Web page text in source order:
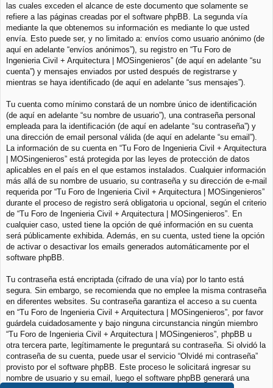
las cuales exceden el alcance de este documento que solamente se
refiere a las páginas creadas por el software phpBB. La segunda vía
mediante la que obtenemos su información es mediante lo que usted
envía. Esto puede ser, y no limitado a: envíos como usuario anónimo (de
aquí en adelante “envíos anónimos”), su registro en “Tu Foro de
Ingenieria Civil + Arquitectura | MOSingenieros” (de aquí en adelante “su
cuenta”) y mensajes enviados por usted después de registrarse y
mientras se haya identificado (de aquí en adelante “sus mensajes”).
Tu cuenta como mínimo constará de un nombre único de identificación
(de aquí en adelante “su nombre de usuario”), una contraseña personal
empleada para la identificación (de aquí en adelante “su contraseña”) y
una dirección de email personal válida (de aquí en adelante “su email”).
La información de su cuenta en “Tu Foro de Ingenieria Civil + Arquitectura
| MOSingenieros” está protegida por las leyes de protección de datos
aplicables en el país en el que estamos instalados. Cualquier información
más allá de su nombre de usuario, su contraseña y su dirección de e-mail
requerida por “Tu Foro de Ingenieria Civil + Arquitectura | MOSingenieros”
durante el proceso de registro será obligatoria u opcional, según el criterio
de “Tu Foro de Ingenieria Civil + Arquitectura | MOSingenieros”. En
cualquier caso, usted tiene la opción de qué información en su cuenta
será públicamente exhibida. Además, en su cuenta, usted tiene la opción
de activar o desactivar los emails generados automáticamente por el
software phpBB.
Tu contraseña está encriptada (cifrado de una vía) por lo tanto está
segura. Sin embargo, se recomienda que no emplee la misma contraseña
en diferentes websites. Su contraseña garantiza el acceso a su cuenta
en “Tu Foro de Ingenieria Civil + Arquitectura | MOSingenieros”, por favor
guárdela cuidadosamente y bajo ninguna circunstancia ningún miembro
“Tu Foro de Ingenieria Civil + Arquitectura | MOSingenieros”, phpBB u
otra tercera parte, legítimamente le preguntará su contraseña. Si olvidó la
contraseña de su cuenta, puede usar el servicio “Olvidé mi contraseña”
provisto por el software phpBB. Este proceso le solicitará ingresar su
nombre de usuario y su email, luego el software phpBB generará una